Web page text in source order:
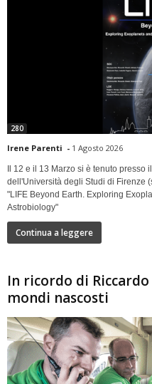
280
Irene Parenti - 1 Agosto 2026
Il 12 e il 13 Marzo si è tenuto
dell'Università degli Studi di Firenze
"LIFE Beyond Earth. Exploring
Astrobiology"
Continua a leggere
In ricordo di
mondi nascosti